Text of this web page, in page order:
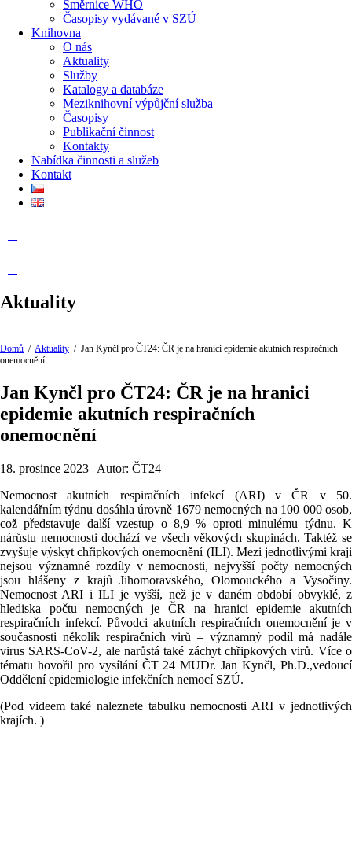
Směrnice WHO
Časopisy vydávané v SZÚ
Knihovna
O nás
Aktuality
Služby
Katalogy a databáze
Meziknihovní výpůjční služba
Časopisy
Publikační činnost
Kontakty
Nabídka činnosti a služeb
Kontakt
Aktuality
Domů / Aktuality / Jan Kynčl pro ČT24: ČR je na hranici epidemie akutních respiračních
onemocnění
Jan Kynčl pro ČT24: ČR je na hranici
epidemie akutních respiračních
onemocnění
18. prosince 2023 | Autor: ČT24
Nemocnost akutních respiračních infekcí (ARI) v ČR v 50.
kalendářním týdnu dosáhla úrovně 1679 nemocných na 100 000 osob,
což představuje další vzestup o 8,9 % oproti minulému týdnu. K
nárůstu nemocnosti dochází ve všech věkových skupinách. Taktéž se
zvyšuje výskyt chřipkových onemocnění (ILI). Mezi jednotlivými kraji
nejsou významné rozdíly v nemocnosti, nejvyšší počty nemocných
jsou hlášeny z krajů Jihomoravského, Olomouckého a Vysočiny.
Nemocnost ARI i ILI je vyšší, než je v daném období obvyklé, z
hlediska počtu nemocných je ČR na hranici epidemie akutních
respiračních infekcí. Původci akutních respiračních onemocnění je v
současnosti několik respiračních virů – významný podíl má nadále
virus SARS-CoV-2, ale narůstá také záchyt chřipkových virů. Více o
tématu hovořil pro vysílání ČT 24 MUDr. Jan Kynčl, Ph.D.,vedoucí
Oddělení epidemiologie infekčních nemocí SZÚ.
(Pod videem také naleznete tabulku nemocnosti ARI v jednotlivých
krajích. )